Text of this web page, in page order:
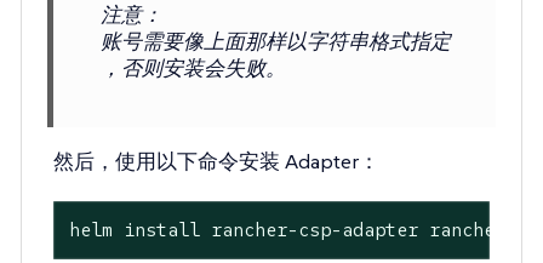
注意：
账号需要像上面那样以字符串格式指定
，否则安装会失败。
然后，使用以下命令安装 Adapter：
helm install rancher-csp-adapter rancher-